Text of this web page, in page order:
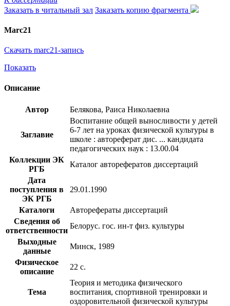
Заказать в читальный зал Заказать копию фрагмента
Marc21
Скачать marc21-запись
Показать
Описание
Автор Белякова, Раиса Николаевна
Заглавие
Воспитание общей выносливости у детей
6-7 лет на уроках физической культуры в
школе : автореферат дис. ... кандидата
педагогических наук : 13.00.04
Коллекции ЭК
РГБ
Каталог авторефератов диссертаций
Дата
поступления в
ЭК РГБ
29.01.1990
Каталоги
Авторефераты диссертаций
Сведения об
ответственности
Белорус. гос. ин-т физ. культуры
Выходные
данные
Минск, 1989
Физическое
описание
22 с.
Тема
Теория и методика физического
воспитания, спортивной тренировки и
оздоровительной физической культуры